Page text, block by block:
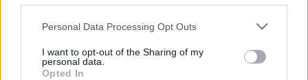
Personal Data Processing Opt Outs
I want to opt-out of the Sharing of my
personal data.
Opted In
00:00:30
Vaizdai iš tragiškos avarijos Vilniaus r.: dviejų moterų ir
vaiko gyvybių išgelbėti nepavyko
Žinios | Lietuvos diena